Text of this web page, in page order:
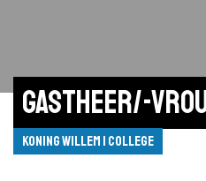
Gastheer/-
Koning Willem I College